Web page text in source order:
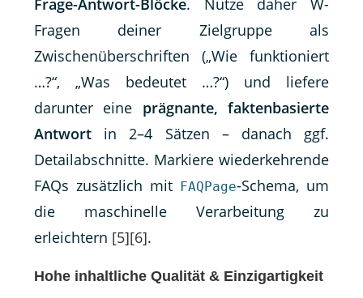
Frage-Antwort-Blöcke. Nutze daher W-
Fragen deiner Zielgruppe als
Zwischenüberschriften („Wie funktioniert
…?“, „Was bedeutet …?“) und liefere
darunter eine prägnante, faktenbasierte
Antwort in 2–4 Sätzen – danach ggf.
Detailabschnitte. Markiere wiederkehrende
FAQs zusätzlich mit FAQPage-Schema, um
die maschinelle Verarbeitung zu
erleichtern [5][6].
Hohe inhaltliche Qualität & Einzigartigkeit